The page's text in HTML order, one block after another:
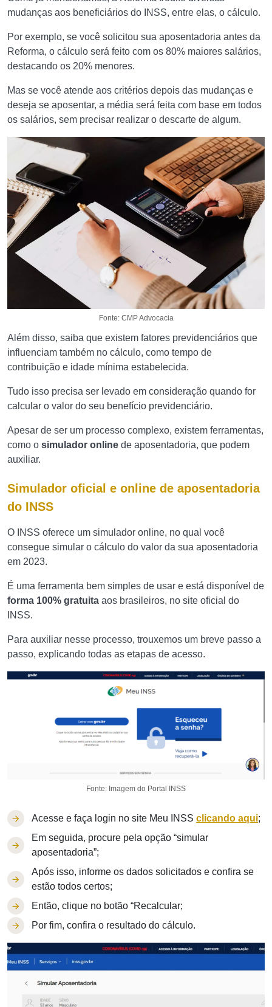
mudanças aos beneficiários do INSS, entre elas, o cálculo.
Por exemplo, se você solicitou sua aposentadoria antes da
Reforma, o cálculo será feito com os 80% maiores salários,
destacando os 20% menores.
Mas se você atende aos critérios depois das mudanças e
deseja se aposentar, a média será feita com base em todos
os salários, sem precisar realizar o descarte de algum.
Fonte: CMP Advocacia
Além disso, saiba que existem fatores previdenciários que
influenciam também no cálculo, como tempo de
contribuição e idade mínima estabelecida.
Tudo isso precisa ser levado em consideração quando for
calcular o valor do seu benefício previdenciário.
Apesar de ser um processo complexo, existem ferramentas,
como o simulador online de aposentadoria, que podem
auxiliar.
Simulador oficial e online de aposentadoria
do INSS
O INSS oferece um simulador online, no qual você
consegue simular o cálculo do valor da sua aposentadoria
em 2023.
É uma ferramenta bem simples de usar e está disponível de
forma 100% gratuita aos brasileiros, no site oficial do
INSS.
Para auxiliar nesse processo, trouxemos um breve passo a
passo, explicando todas as etapas de acesso.
Fonte: Imagem do Portal INSS
Acesse e faça login no site Meu INSS clicando aqui;
Em seguida, procure pela opção “simular
aposentadoria”;
Após isso, informe os dados solicitados e confira se
estão todos certos;
Então, clique no botão “Recalcular;
Por fim, confira o resultado do cálculo.